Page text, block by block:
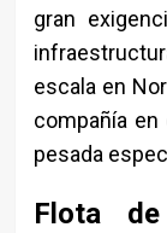
gran
escala en
compañía
pesada
Flota